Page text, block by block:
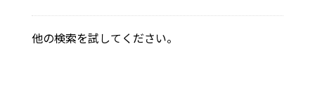
他の検索を試してください。